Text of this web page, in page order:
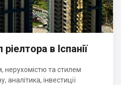
в Іспанії
нерухомістю та стилем
аналітика, інвестиції